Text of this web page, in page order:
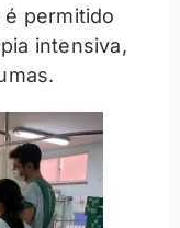
é permitido
intensiva,